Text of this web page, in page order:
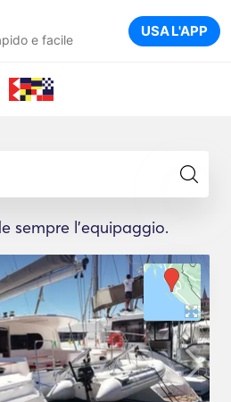
e facile USA L'APP
sempre l'equipaggio.